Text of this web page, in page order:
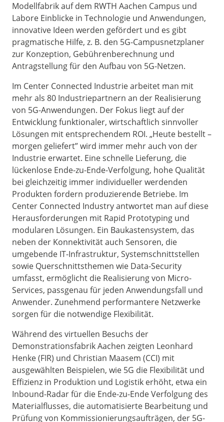
Modellfabrik auf dem RWTH Aachen Campus und
Labore Einblicke in Technologie und Anwendungen,
innovative Ideen werden gefördert und es gibt
pragmatische Hilfe, z. B. den 5G-Campusnetzplaner
zur Konzeption, Gebührenberechnung und
Antragstellung für den Aufbau von 5G-Netzen.
Im Center Connected Industrie arbeitet man mit
mehr als 80 Industriepartnern an der Realisierung
von 5G-Anwendungen. Der Fokus liegt auf der
Entwicklung funktionaler, wirtschaftlich sinnvoller
Lösungen mit entsprechendem ROI. „Heute bestellt –
morgen geliefert” wird immer mehr auch von der
Industrie erwartet. Eine schnelle Lieferung, die
lückenlose Ende-zu-Ende-Verfolgung, hohe Qualität
bei gleichzeitig immer individueller werdenden
Produkten fordern produzierende Betriebe. Im
Center Connected Industry antwortet man auf diese
Herausforderungen mit Rapid Prototyping und
modularen Lösungen. Ein Baukastensystem, das
neben der Konnektivität auch Sensoren, die
umgebende IT-Infrastruktur, Systemschnittstellen
sowie Querschnittsthemen wie Data-Security
umfasst, ermöglicht die Realisierung von Micro-
Services, passgenau für jeden Anwendungsfall und
Anwender. Zunehmend performantere Netzwerke
sorgen für die notwendige Flexibilität.
Während des virtuellen Besuchs der
Demonstrationsfabrik Aachen zeigten Leonhard
Henke (FIR) und Christian Maasem (CCI) mit
ausgewählten Beispielen, wie 5G die Flexibilität und
Effizienz in Produktion und Logistik erhöht, etwa ein
Inbound-Radar für die Ende-zu-Ende Verfolgung des
Materialflusses, die automatisierte Bearbeitung und
Prüfung von Kommissionierungsaufträgen, der 5G-